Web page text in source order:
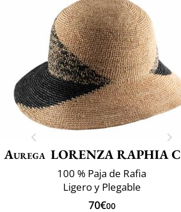
Aurega LORENZA RAPHIA CROCHET FINO BI
100 % Paja de Rafia
Ligero y Plegable
70€00